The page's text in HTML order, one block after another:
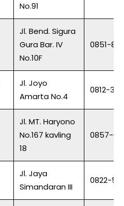
No.91
Jl. Bend. Sigura
Gura Bar. IV
No.10F
0851-
Jl. Joyo
Amarta No.4
0812-
Jl. MT. Haryono
No.167 kavling
18
0857-
Jl. Jaya
Simandaran III
0822-